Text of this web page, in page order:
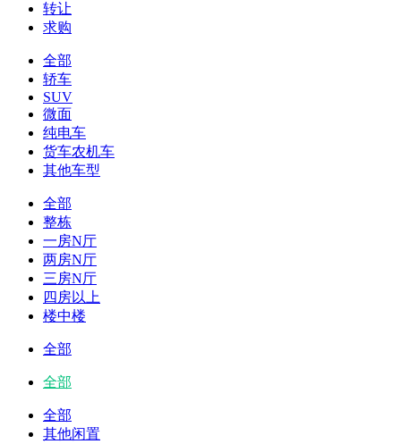
转让
求购
全部
轿车
SUV
微面
纯电车
货车农机车
其他车型
全部
整栋
一房N厅
两房N厅
三房N厅
四房以上
楼中楼
全部
全部
全部
其他闲置